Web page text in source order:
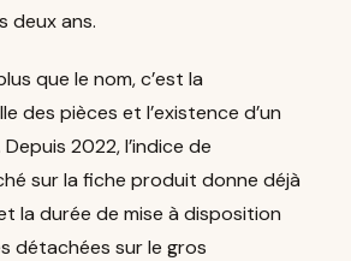
deux ans.
que le nom, c’est la
des pièces et l’existence d’un
2022, l’indice de
sur la fiche produit donne déjà
la durée de mise à disposition
détachées sur le gros